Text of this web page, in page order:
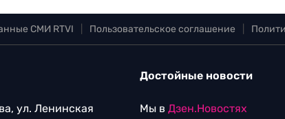
СМИ RTVI Пользовательское соглашение
ул. Ленинская
Достойные новости
Мы в Дзен.Новостях